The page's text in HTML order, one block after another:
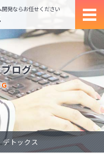
発ならお任せください
ログ
デトックス